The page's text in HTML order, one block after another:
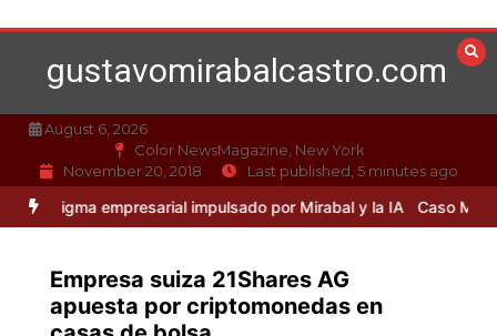
to
contentgustavomirabalcastro.com
August 6, 2026
Color NewsMagazine, New York
November 20, 2018
Last published, 5 minutes ago
empresarial impulsado por Mirabal y la IA Caso Mirabal: La
Empresa suiza 21Shares AG
apuesta por criptomonedas en